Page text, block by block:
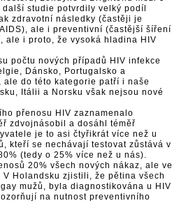
studie potvrdily velký podíl
zdravotní následky (častěji je
ale i preventivní (častější šíření
ale i proto, že vysoká hladina HIV
počtu nových případů HIV infekce
Dánsko, Portugalsko a
do této kategorie patří i naše
Itálii a Norsku však nejsou nové
přenosu HIV zaznamenalo
zdvojnásobil a dosáhl téměř
je to asi čtyřikrát více než u
kteří se nechávají testovat zůstává v
(tedy o 25% více než u nás).
20% všech nových nákaz, ale ve
Holandsku zjistili, že pětina všech
mužů, byla diagnostikována u HIV
na nutnost preventivního